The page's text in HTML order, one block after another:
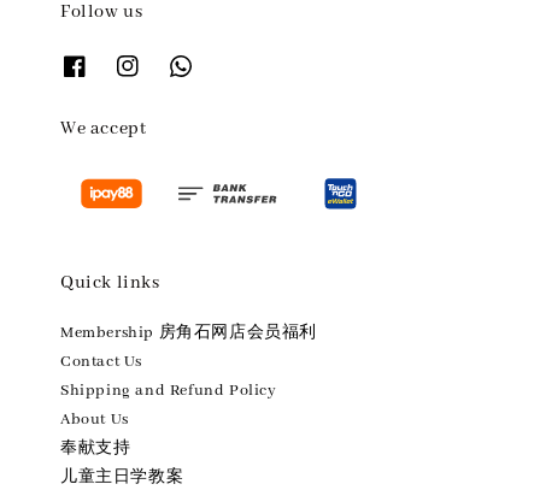
Follow us
We accept
Quick links
Membership 房角石网店会员福利
Contact Us
Shipping and Refund Policy
About Us
奉献支持
儿童主日学教案